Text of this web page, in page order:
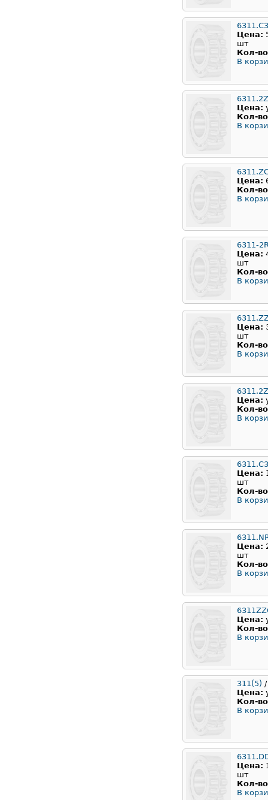
6311.C3
Цена:
шт
Кол-
В
6311.2Z
Цена:
Кол-
В
Цена:
Кол-
В
6311-
Цена:
шт
Кол-
В
Цена:
шт
Кол-
В
6311.2Z
Цена:
Кол-
В
6311.C3
Цена:
шт
Кол-
В
Цена:
шт
Кол-
В
Цена:
Кол-
В
311(5) /
Цена:
Кол-
В
Цена:
шт
Кол-
В